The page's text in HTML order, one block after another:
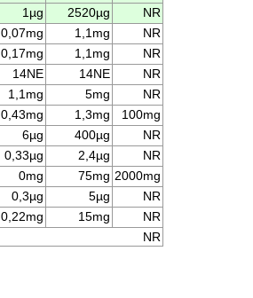
1µg 2520µg
NR
0,07mg 1,1mg
NR
0,17mg 1,1mg
NR
14NE 14NE
NR
1,1mg 5mg
NR
0,43mg 1,3mg
100mg
6µg 400µg
NR
0,33µg 2,4µg
NR
0mg 75mg 2000mg
0,3µg 5µg
NR
0,22mg 15mg
NR
NR